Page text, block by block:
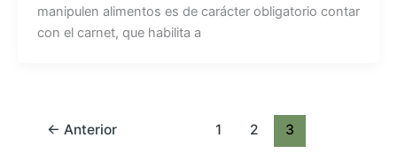
manipulen alimentos es de carácter obligatorio contar
con el carnet, que habilita a
← Anterior 1 2 3